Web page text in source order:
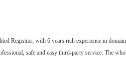
Registrar, with 6 years rich experience in
safe and easy third-party service. The